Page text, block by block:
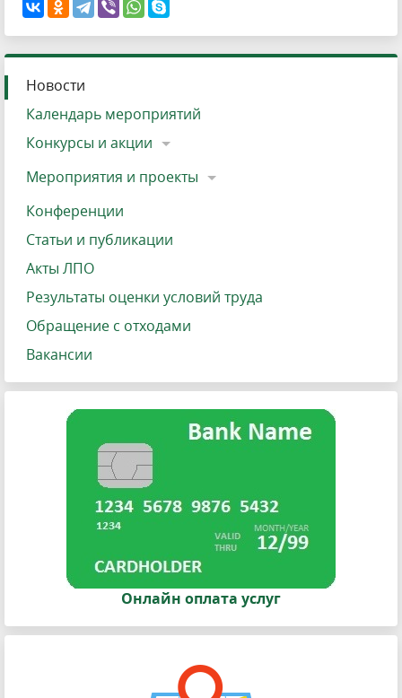
Новости
Календарь мероприятий
Конкурсы и акции
Мероприятия и проекты
Конференции
Статьи и публикации
Акты ЛПО
Результаты оценки условий труда
Обращение с отходами
Вакансии
Онлайн оплата услуг